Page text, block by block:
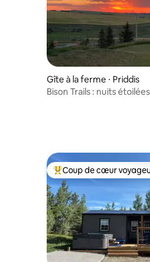
Gîte à la ferme ⋅ Priddis
Bison Trails : nuits étoilées
Coups de cœur
Coup de cœur